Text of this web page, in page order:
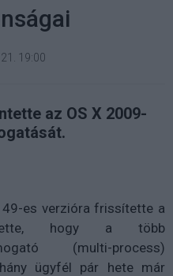
19:00
az OS X 2009-
es verzióra frissítette a
hogy a több
(multi-process)
ügyfél pár hete már